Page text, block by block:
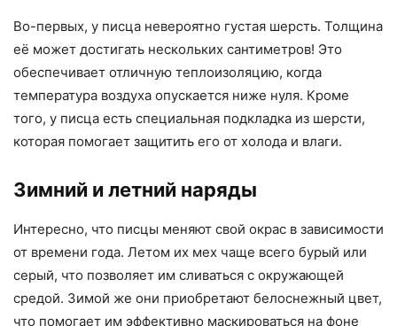
Во-первых, у писца невероятно густая шерсть. Толщина
её может достигать нескольких сантиметров! Это
обеспечивает отличную теплоизоляцию, когда
температура воздуха опускается ниже нуля. Кроме
того, у писца есть специальная подкладка из шерсти,
которая помогает защитить его от холода и влаги.
Зимний и летний наряды
Интересно, что писцы меняют свой окрас в зависимости
от времени года. Летом их мех чаще всего бурый или
серый, что позволяет им сливаться с окружающей
средой. Зимой же они приобретают белоснежный цвет,
что помогает им эффективно маскироваться на фоне